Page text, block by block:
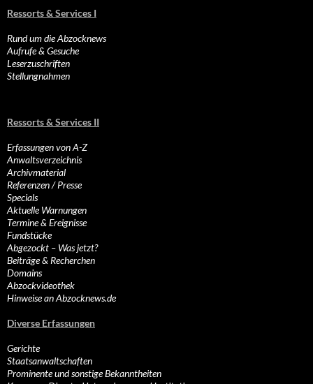
Ressorts & Services I
Rund um die Abzocknews
Aufrufe & Gesuche
Leserzuschriften
Stellungnahmen
Ressorts & Services II
Erfassungen von A-Z
Anwaltsverzeichnis
Archivmaterial
Referenzen / Presse
Specials
Aktuelle Warnungen
Termine & Ereignisse
Fundstücke
Abgezockt – Was jetzt?
Beiträge & Recherchen
Domains
Abzockvideothek
Hinweise an Abzocknews.de
Diverse Erfassungen
Gerichte
Staatsanwaltschaften
Prominente und sonstige Bekanntheiten